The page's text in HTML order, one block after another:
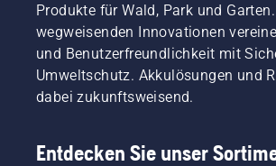
Produkte für Wald, Park und
wegweisenden Innovationen
und Benutzerfreundlichkeit mit
Umweltschutz. Akkulösungen und
dabei zukunftsweisend.
Entdecken Sie unser